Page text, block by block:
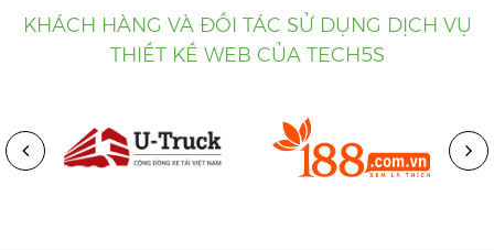
KHÁCH HÀNG VÀ ĐỐI TÁC SỬ DỤNG DỊCH VỤ
THIẾT KẾ WEB CỦA TECH5S